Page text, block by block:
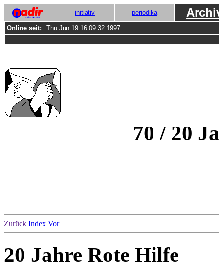
initiativ periodika
Online seit: Thu Jun 19 16:09:32 1997
70 / 20
Zurück Index Vor
20 Jahre Rote Hilfe